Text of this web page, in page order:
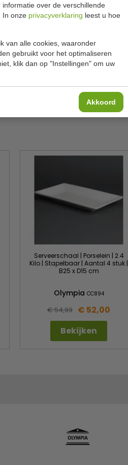
over de verschillende
In onze privacyverklaring leest u hoe
van alle cookies, waaronder
gebruikt voor het optimaliseren
klik dan op "Instellingen" om uw
Akkoord
Specificaties
Model
Maat
Serveerschaal | Porselein | 2.4
Kilo | Stapelbaar | Aantal 4 stuk |
B25 x D15 cm
Olympia CC894
€ 54,99 € 52,00
Bekijken